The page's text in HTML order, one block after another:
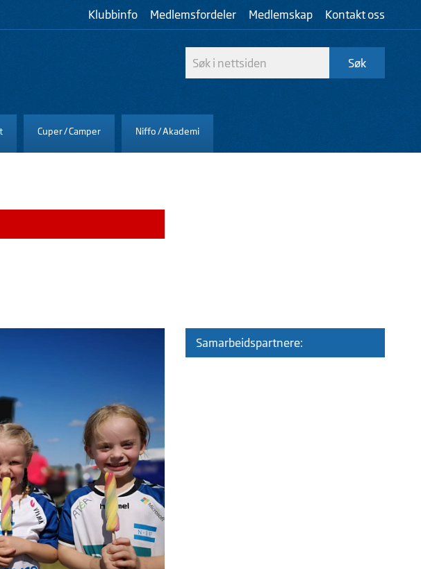
Klubbinfo Medlemsfordeler Medlemskap Kontakt oss
Cuper / Camper Niffo / Akademi
Samarbeidspartnere: